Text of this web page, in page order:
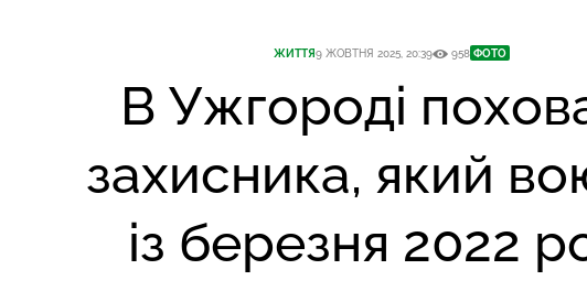
ЖИТТЯ9 ЖОВТНЯ 2025, 20:39 958 ФОТО
В Ужгороді
захисника, який
із березня 2022